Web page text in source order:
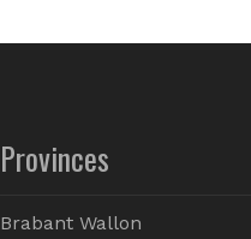
Provinces
Brabant Wallon